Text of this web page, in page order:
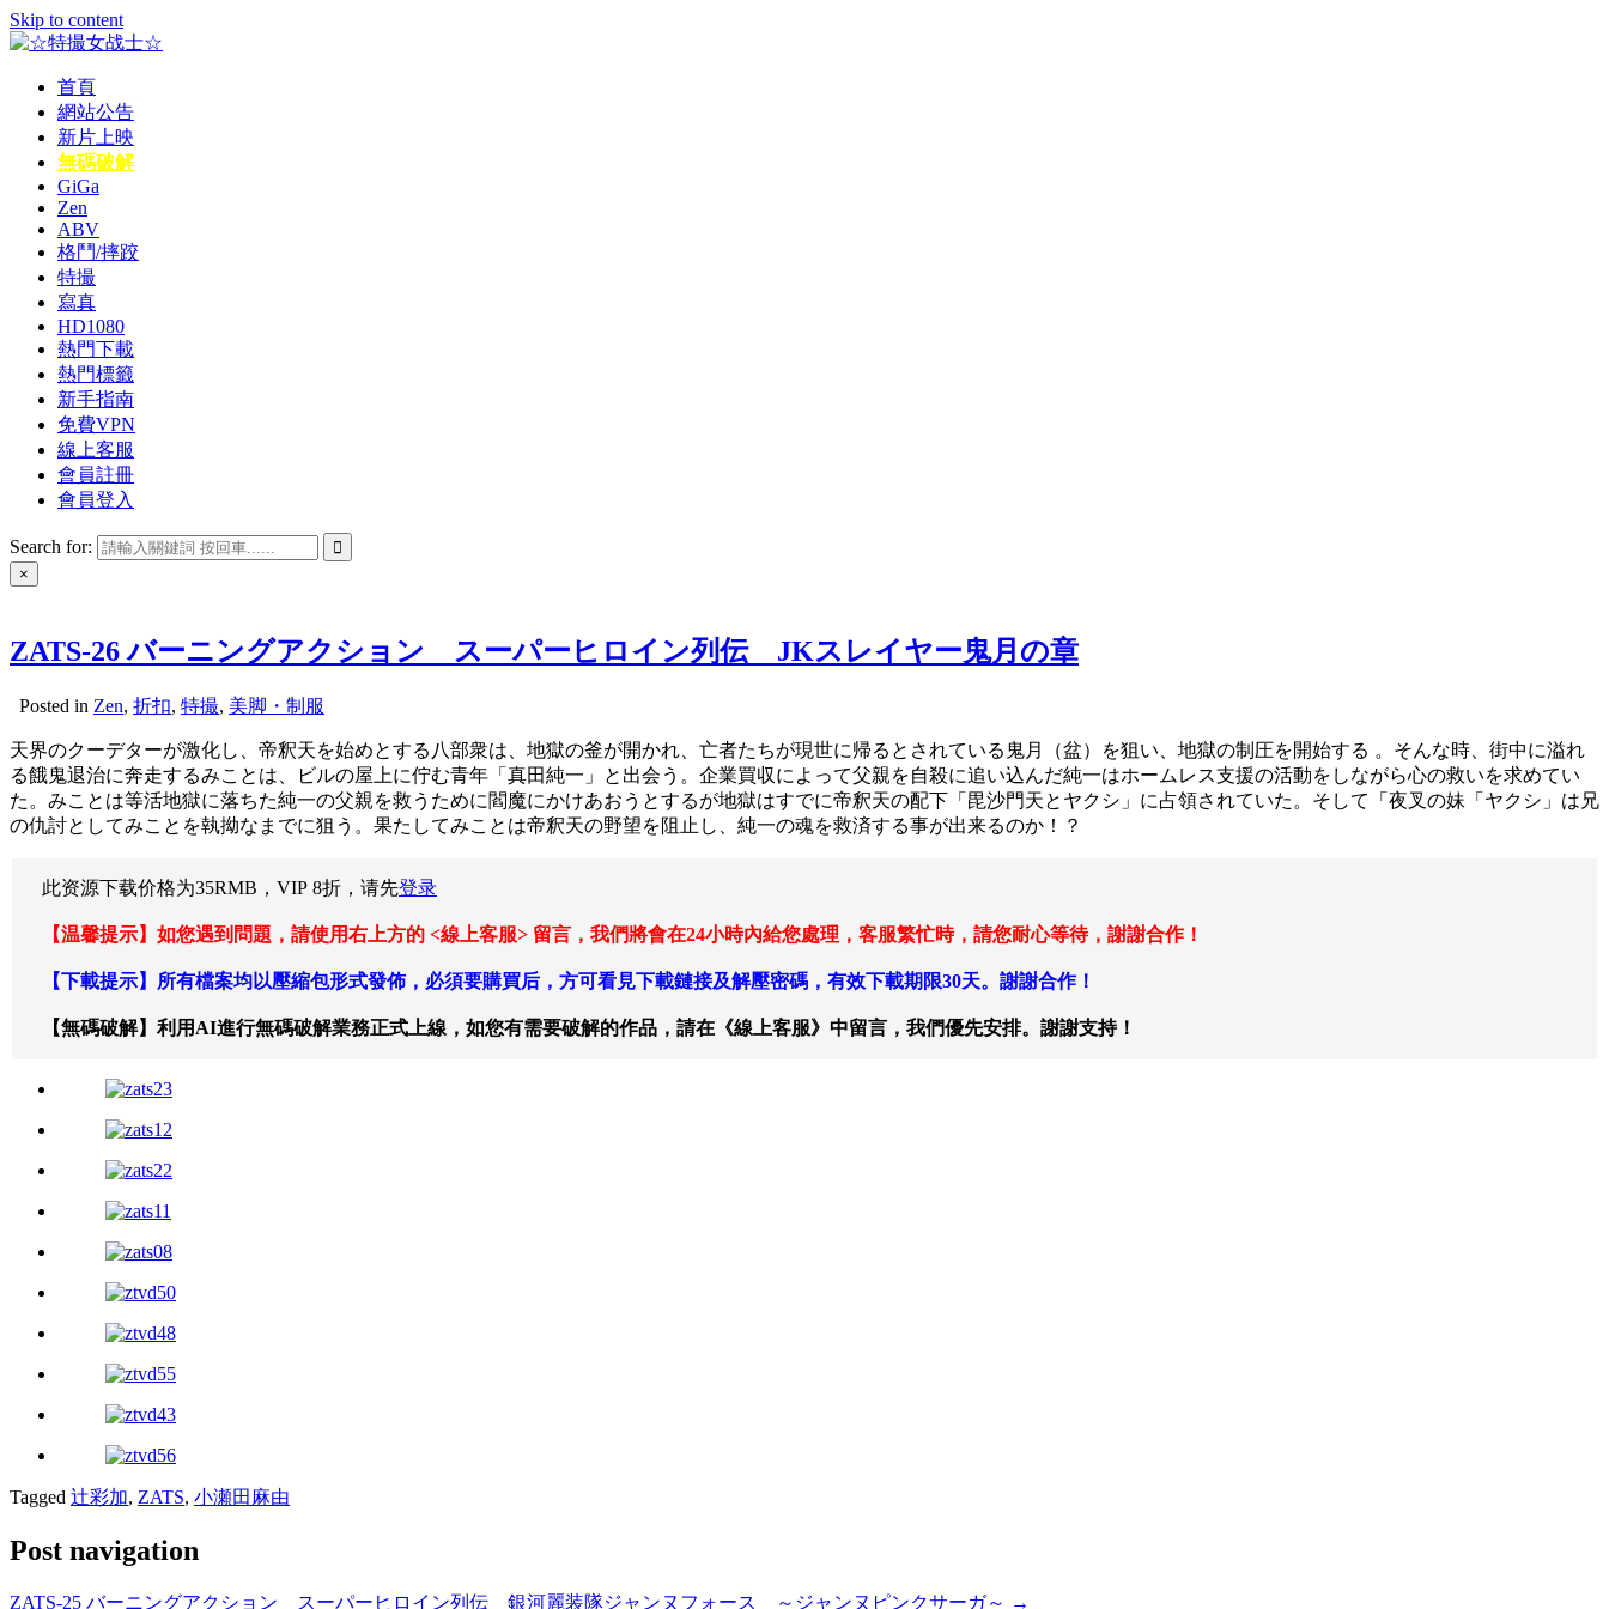
Skip to content
☆特撮女战士☆
特撮女战士、女奥特曼、女戦闘員、太陽の戦士、苍月女战士電影網！
首頁
網站公告
新片上映
無碼破解
GiGa
Zen
ABV
格鬥/摔跤
特撮
寫真
HD1080
熱門下載
熱門標籤
新手指南
免費VPN
線上客服
會員註冊
會員登入
Search for:
×
ZATS-26 バーニングアクション スーパーヒロイン列伝 JKスレイヤー鬼月の章
Posted in Zen, 折扣, 特撮, 美脚・制服
天界のクーデターが激化し、帝釈天を始めとする八部衆は、地獄の釜が開かれ、亡者たちが現世に帰るとされている鬼月（盆）を狙い、地獄の制圧を開始する 。そんな時、街中に溢れ
る餓鬼退治に奔走するみことは、ビルの屋上に佇む青年「真田純一」と出会う。企業買収によって父親を自殺に追い込んだ純一はホームレス支援の活動をしながら心の救いを求めてい
た。みことは等活地獄に落ちた純一の父親を救うために閻魔にかけあおうとするが地獄はすでに帝釈天の配下「毘沙門天とヤクシ」に占領されていた。そして「夜叉の妹「ヤクシ」は兄
の仇討としてみことを執拗なまでに狙う。果たしてみことは帝釈天の野望を阻止し、純一の魂を救済する事が出来るのか！？
此资源下载价格为35RMB，VIP 8折，请先登录
【温馨提示】如您遇到問題，請使用右上方的 <線上客服> 留言，我們將會在24小時內給您處理，客服繁忙時，請您耐心等待，謝謝合作！
【下載提示】所有檔案均以壓縮包形式發佈，必須要購買后，方可看見下載鏈接及解壓密碼，有效下載期限30天。謝謝合作！
【無碼破解】利用AI進行無碼破解業務正式上線，如您有需要破解的作品，請在《線上客服》中留言，我們優先安排。謝謝支持！
Tagged 辻彩加, ZATS, 小瀬田麻由
Post navigation
ZATS-25 バーニングアクション スーパーヒロイン列伝 銀河麗装隊ジャンヌフォース ～ジャンヌピンクサーガ～ →